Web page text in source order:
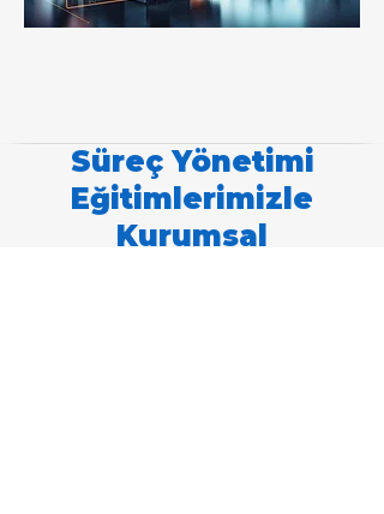
Süreç Yönetimi
Eğitimlerimizle
Kurumsal